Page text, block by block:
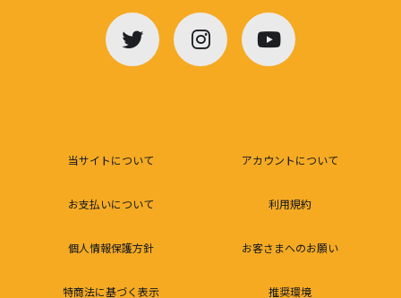
当サイトについて アカウントについて
お支払いについて 利用規約
個人情報保護方針 お客さまへのお願い
特商法に基づく表示 推奨環境